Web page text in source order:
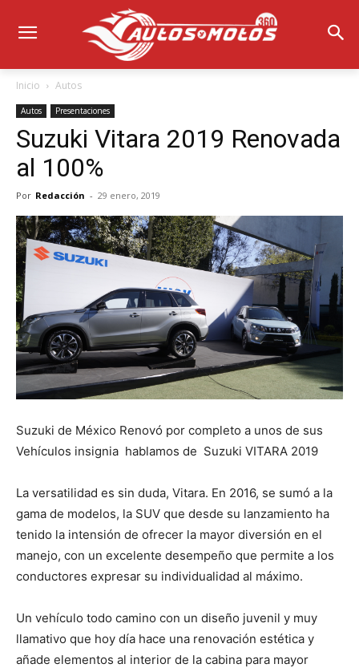
Inicio Autos
Autos Presentaciones
Suzuki Vitara 2019 Renovada
al 100%
Por Redacción - 29 enero, 2019
Suzuki de México Renovó por completo a unos de sus
Vehículos insignia hablamos de Suzuki VITARA 2019
La versatilidad es sin duda, Vitara. En 2016, se sumó a la
gama de modelos, la SUV que desde su lanzamiento ha
tenido la intensión de ofrecer la mayor diversión en el
manejo, con un excelente desempeño que permite a los
conductores expresar su individualidad al máximo.
Un vehículo todo camino con un diseño juvenil y muy
llamativo que hoy día hace una renovación estética y
añade elementos al interior de la cabina para mayor